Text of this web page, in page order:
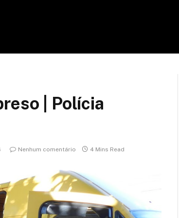
| Polícia
Nenhum comentário 4 Mins Read